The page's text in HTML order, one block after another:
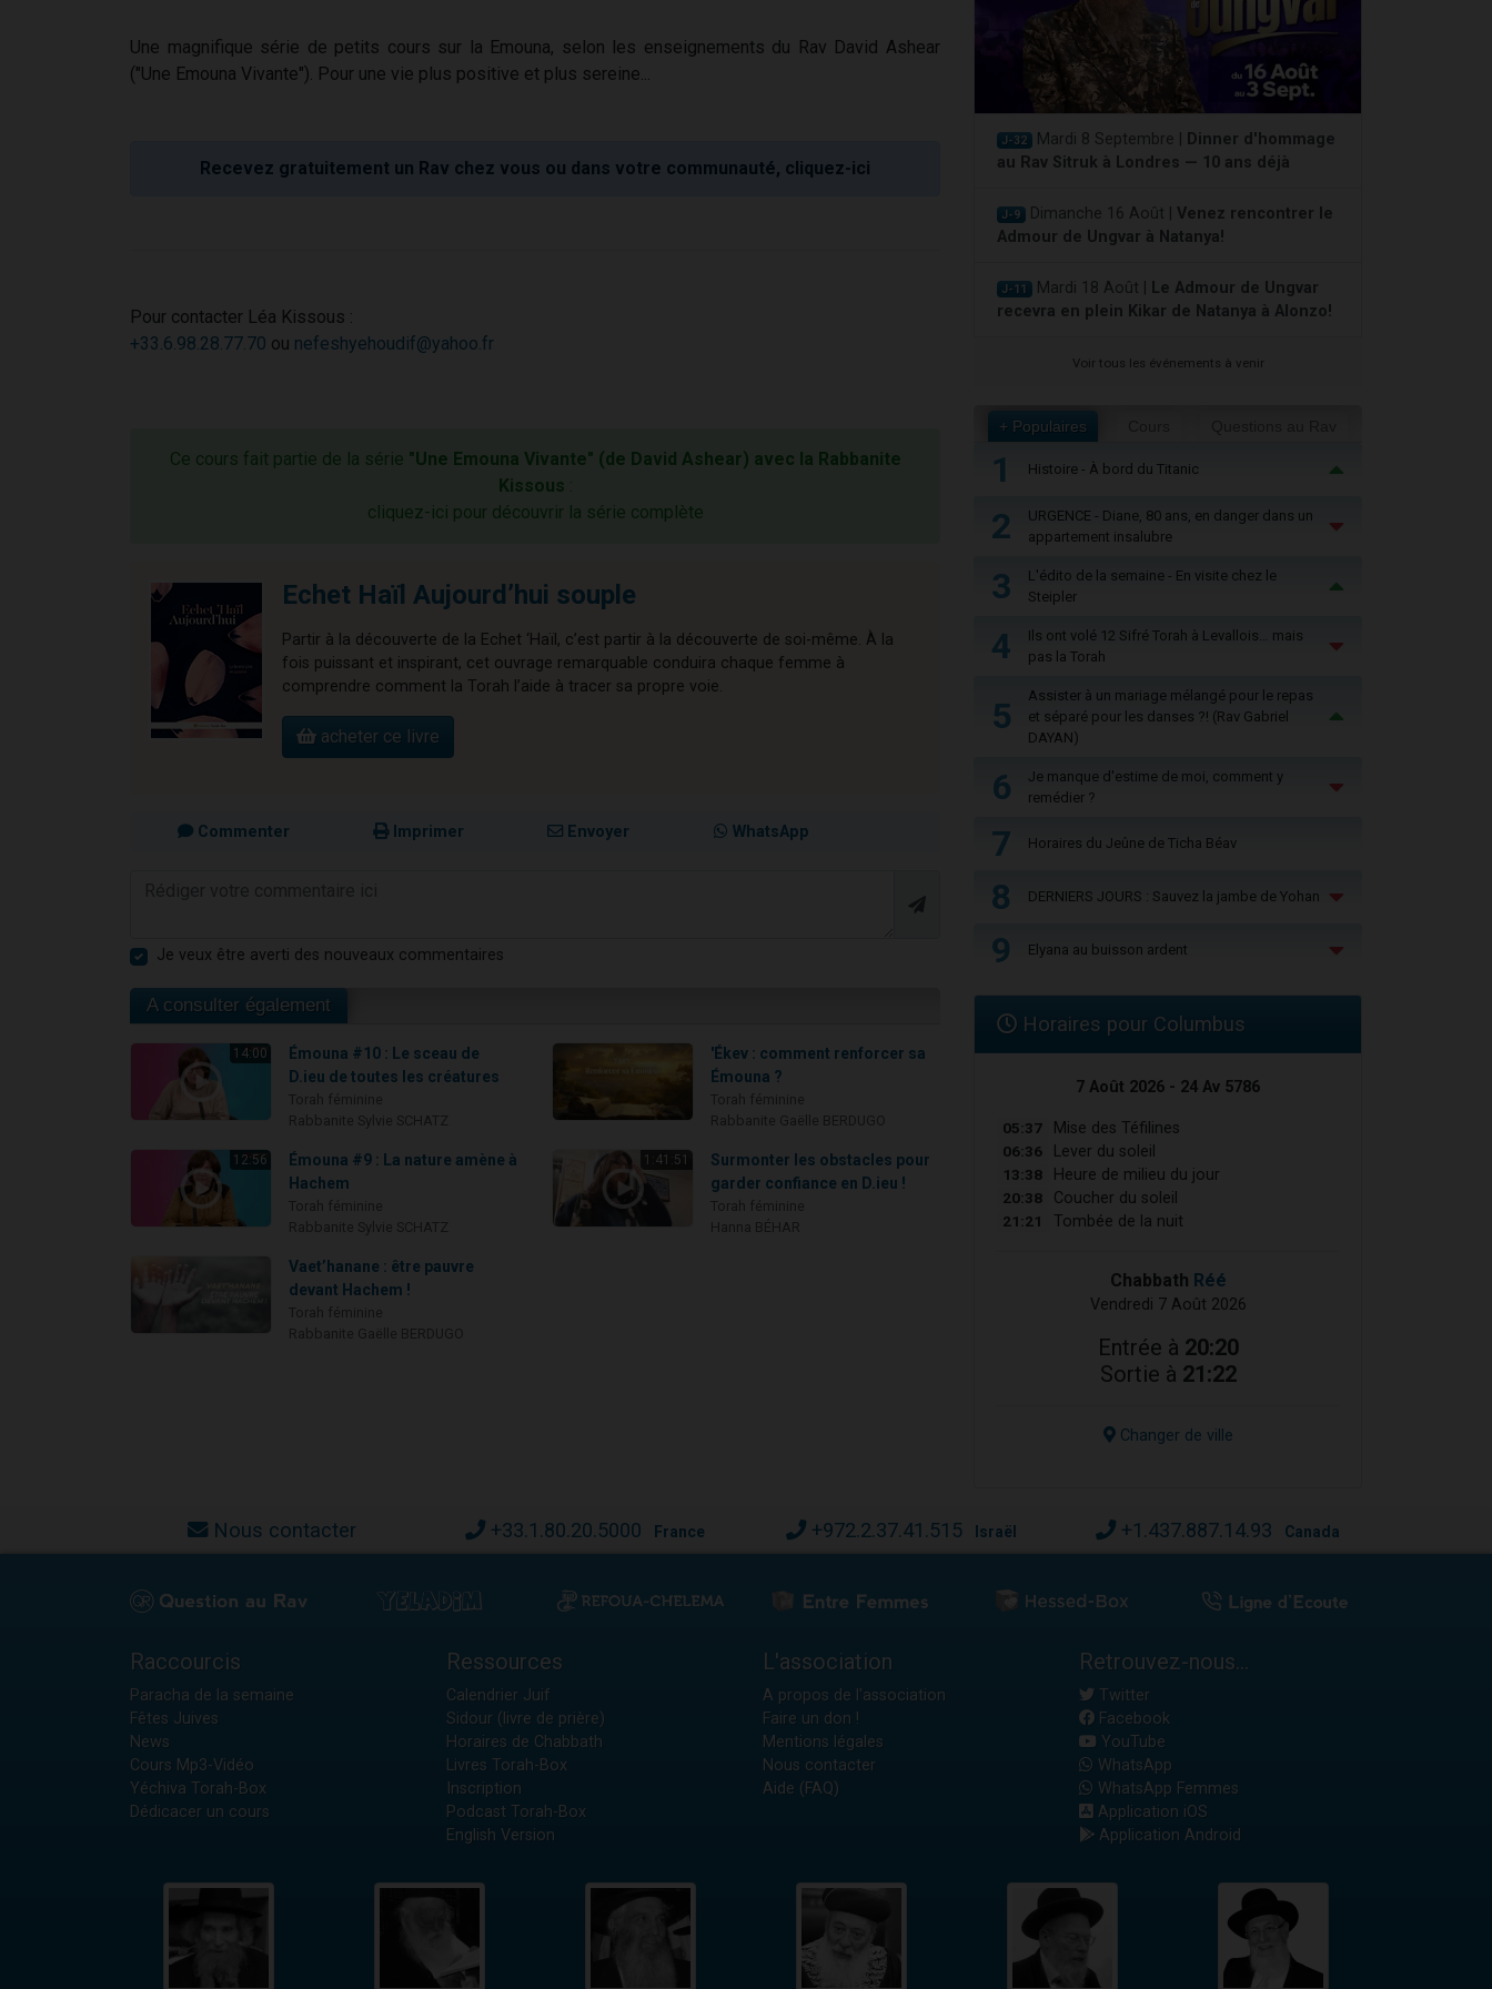
Une magnifique série de petits cours sur la Emouna, selon les enseignements du Rav David Ashear
("Une Emouna Vivante"). Pour une vie plus positive et plus sereine...
Recevez gratuitement un Rav chez vous ou dans votre communauté, cliquez-ici
Pour contacter Léa Kissous :
+33.6.98.28.77.70 ou nefeshyehoudif@yahoo.fr
Ce cours fait partie de la série "Une Emouna Vivante" (de David Ashear) avec la Rabbanite
Kissous :
cliquez-ici pour découvrir la série complète
Echet Haïl Aujourd’hui souple
Partir à la découverte de la Echet ‘Haïl, c’est partir à la découverte de soi-même. À la
fois puissant et inspirant, cet ouvrage remarquable conduira chaque femme à
comprendre comment la Torah l’aide à tracer sa propre voie.
acheter ce livre
Commenter Imprimer Envoyer WhatsApp
Je veux être averti des nouveaux commentaires
A consulter également
14:00
Émouna #10 : Le sceau de
D.ieu de toutes les créatures
'Ékev : comment renforcer sa
Émouna ?
12:56
Émouna #9 : La nature amène à
Hachem
1:41:51
Surmonter les obstacles pour
garder confiance en D.ieu !
Vaet’hanane : être pauvre
devant Hachem !
J-32 Mardi 8 Septembre |
Dinner d'hommage
au Rav Sitruk à Londres — 10 ans déjà
J-9 Dimanche 16 Août | Venez rencontrer le
Admour de Ungvar à Natanya!
J-11 Mardi 18 Août |
Le Admour de Ungvar
recevra en plein Kikar de Natanya à Alonzo!
Voir tous les événements à venir
+ Populaires
1 Histoire - À bord du Titanic
2
URGENCE - Diane, 80 ans, en danger dans un
appartement insalubre
3
L'édito de la semaine - En visite chez le
Steipler
4
Ils ont volé 12 Sifré Torah à Levallois… mais
pas la Torah
5
Assister à un mariage mélangé pour le repas
et séparé pour les danses ?! (Rav Gabriel
DAYAN)
6
Je manque d'estime de moi, comment y
remédier ?
7 Horaires du Jeûne de Ticha Béav
8 DERNIERS JOURS : Sauvez la jambe de Yohan
9 Elyana au buisson ardent
Horaires pour Columbus
7 Août 2026 - 24 Av 5786
05:37 Mise des Téfilines
06:36 Lever du soleil
13:38 Heure de milieu du jour
20:38 Coucher du soleil
21:21 Tombée de la nuit
Chabbath Réé
Vendredi 7 Août 2026
Entrée à 20:20
Sortie à 21:22
Changer de ville
Nous contacter +33.1.80.20.5000 France +972.2.37.41.515 Israël +1.437.887.14.93 Canada
Raccourcis
Paracha de la semaine
Fêtes Juives
News
Cours Mp3-Vidéo
Yéchiva Torah-Box
Dédicacer un cours
Ressources
Calendrier Juif
Sidour (livre de prière)
Horaires de Chabbath
Livres Torah-Box
Inscription
Podcast Torah-Box
English Version
L'association
A propos de l'association
Faire un don !
Mentions légales
Nous contacter
Aide (FAQ)
Retrouvez-nous...
Twitter
Facebook
YouTube
WhatsApp
WhatsApp Femmes
Application iOS
Application Android